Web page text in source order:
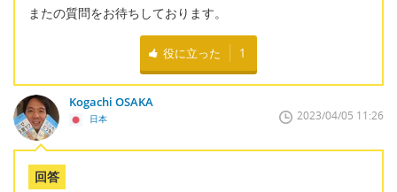
またの質問をお待ちしております。
役に立った 1
Kogachi OSAKA
日本 2023/04/05 11:26
回答